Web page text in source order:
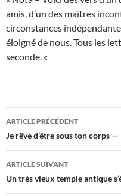
amis, d’un des maîtres
circonstances
éloigné de nous. Tous les
seconde. «
Navigation
des
articles
ARTICLE PRÉCÉDENT
Je rêve d’être sous ton corps —
ARTICLE SUIVANT
Un très vieux temple antique